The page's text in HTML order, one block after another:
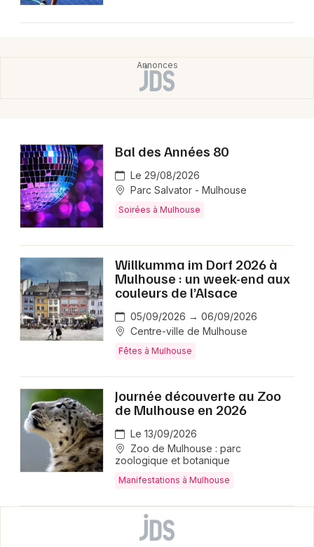
Bal des Années 80
Le 29/08/2026
Parc Salvator - Mulhouse
Soirées à Mulhouse
Willkumma im Dorf 2026 à
Mulhouse : un week-end aux
couleurs de l’Alsace
05/09/2026 → 06/09/2026
Centre-ville de Mulhouse
Fêtes à Mulhouse
Journée découverte au Zoo
de Mulhouse en 2026
Le 13/09/2026
Zoo de Mulhouse : parc
zoologique et botanique
Manifestations à Mulhouse